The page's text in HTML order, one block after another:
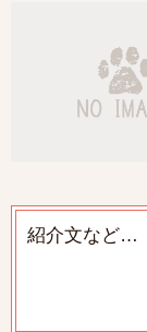
紹介文など…